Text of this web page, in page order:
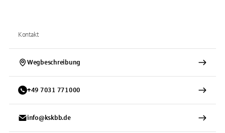
Kontakt
Wegbeschreibung
+49 7031 771000
info@kskbb.de